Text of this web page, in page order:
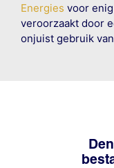
Energies voor
veroorzaakt door
onjuist gebruik